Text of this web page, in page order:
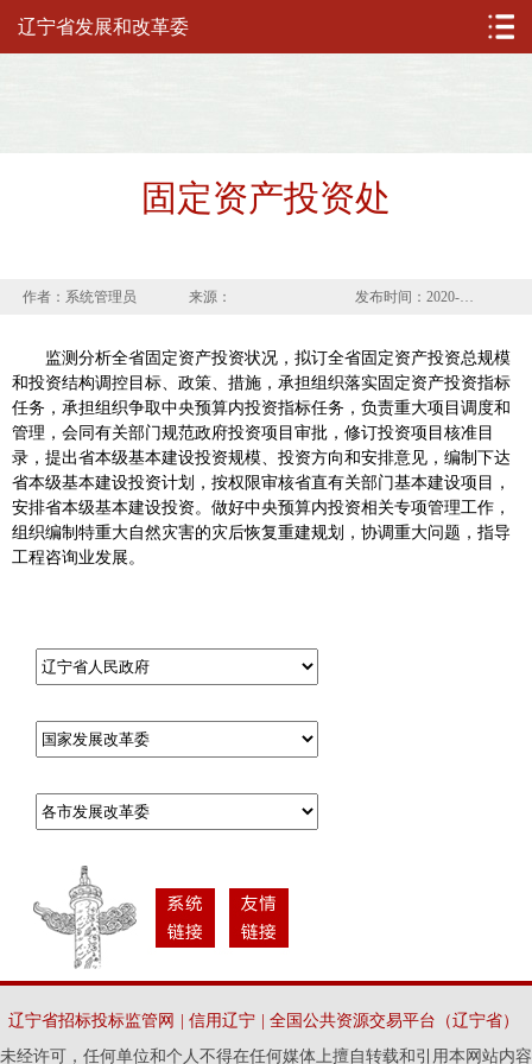
辽宁省发展和改革委
固定资产投资处
作者：系统管理员 来源： 发布时间：2020-03-16
监测分析全省固定资产投资状况，拟订全省固定资产投资总规模
和投资结构调控目标、政策、措施，承担组织落实固定资产投资指标
任务，承担组织争取中央预算内投资指标任务，负责重大项目调度和
管理，会同有关部门规范政府投资项目审批，修订投资项目核准目
录，提出省本级基本建设投资规模、投资方向和安排意见，编制下达
省本级基本建设投资计划，按权限审核省直有关部门基本建设项目，
安排省本级基本建设投资。做好中央预算内投资相关专项管理工作，
组织编制特重大自然灾害的灾后恢复重建规划，协调重大问题，指导
工程咨询业发展。
辽宁省招标投标监管网 信用辽宁
全国公共资源交易平台（辽宁省）
未经许可，任何单位和个人不得在任何媒体上擅自转载和引用本网站内容